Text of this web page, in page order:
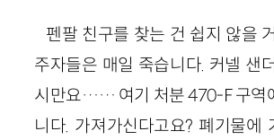
펜팔 친구를 찾는 건 쉽지 않을
주자들은 매일 죽습니다. 커넬 샌
시만요…… 여기 처분 470-F 구역
니다. 가져가신다고요? 폐기물에